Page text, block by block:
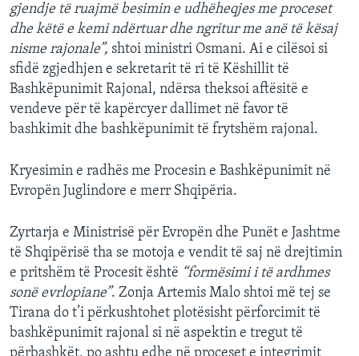
gjendje të ruajmë besimin e udhëheqjes me proceset
dhe këtë e kemi ndërtuar dhe ngritur me anë të kësaj
nisme rajonale”, shtoi ministri Osmani. Ai e cilësoi si
sfidë zgjedhjen e sekretarit të ri të Këshillit të
Bashkëpunimit Rajonal, ndërsa theksoi aftësitë e
vendeve për të kapërcyer dallimet në favor të
bashkimit dhe bashkëpunimit të frytshëm rajonal.
Kryesimin e radhës me Procesin e Bashkëpunimit në
Evropën Juglindore e merr Shqipëria.
Zyrtarja e Ministrisë për Evropën dhe Punët e Jashtme
të Shqipërisë tha se motoja e vendit të saj në drejtimin
e pritshëm të Procesit është “formësimi i të ardhmes
sonë evrlopiane”. Zonja Artemis Malo shtoi më tej se
Tirana do t’i përkushtohet plotësisht përforcimit të
bashkëpunimit rajonal si në aspektin e tregut të